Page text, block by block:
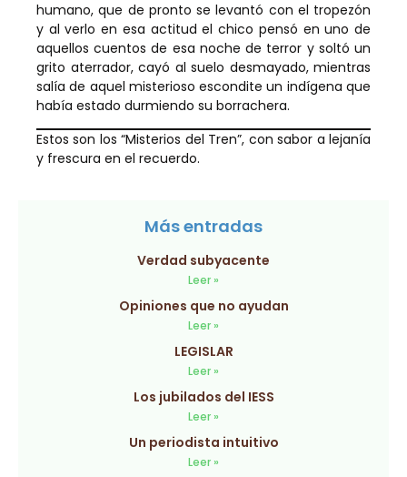
humano, que de pronto se levantó con el tropezón
y al verlo en esa actitud el chico pensó en uno de
aquellos cuentos de esa noche de terror y soltó un
grito aterrador, cayó al suelo desmayado, mientras
salía de aquel misterioso escondite un indígena que
había estado durmiendo su borrachera.
Estos son los “Misterios del Tren”, con sabor a lejanía
y frescura en el recuerdo.
Más entradas
Verdad subyacente
Leer »
Opiniones que no ayudan
Leer »
LEGISLAR
Leer »
Los jubilados del IESS
Leer »
Un periodista intuitivo
Leer »